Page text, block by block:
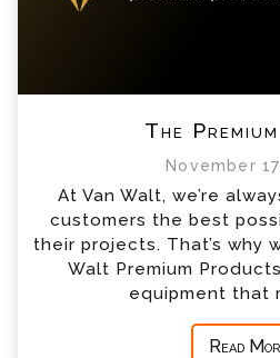
The
November
At Van Walt, we’re
customers the best
their projects. That’s why
Walt Premium
equipment that
Read